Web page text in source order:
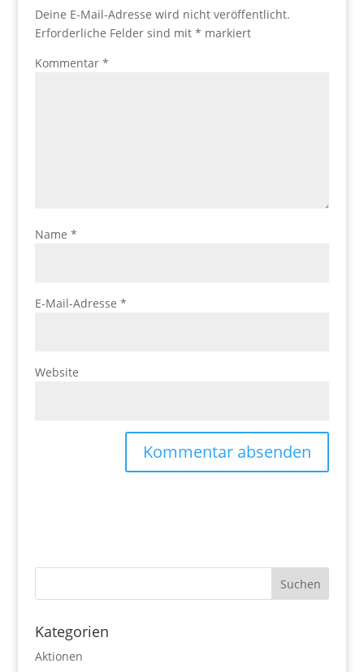
Deine E-Mail-Adresse wird nicht veröffentlicht.
Erforderliche Felder sind mit * markiert
Kommentar *
Name *
E-Mail-Adresse *
Website
Kategorien
Aktionen